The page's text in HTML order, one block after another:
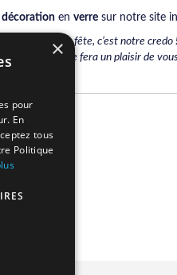
décoration en verre sur notre site
service de la fête, c’est notre
notre équipe se fera un plaisir de
×
pour
En
tous
Politique